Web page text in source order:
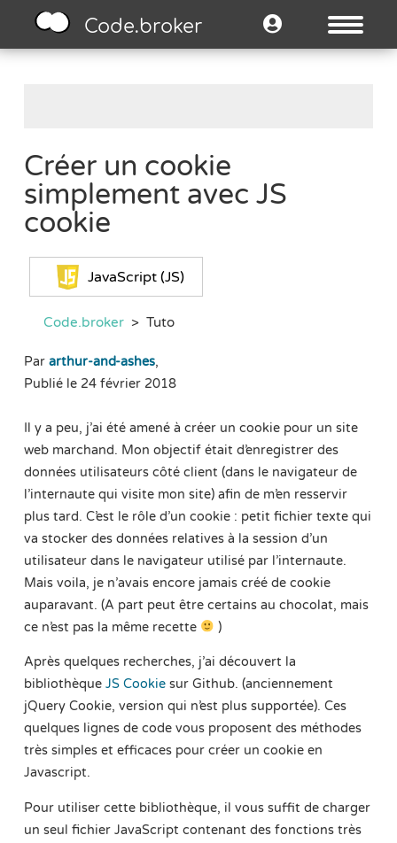
Code.broker
Créer un cookie
simplement avec JS
cookie
JavaScript (JS)
Code.broker> Tuto
Par arthur-and-ashes,
Publié le 24 février 2018
Il y a peu, j’ai été amené à créer un cookie pour un site
web marchand. Mon objectif était d’enregistrer des
données utilisateurs côté client (dans le navigateur de
l’internaute qui visite mon site) afin de m’en resservir
plus tard. C’est le rôle d’un cookie : petit fichier texte qui
va stocker des données relatives à la session d’un
utilisateur dans le navigateur utilisé par l’internaute.
Mais voila, je n’avais encore jamais créé de cookie
auparavant. (A part peut être certains au chocolat, mais
ce n’est pas la même recette
)
Après quelques recherches, j’ai découvert la
bibliothèque JS Cookiesur Github. (anciennement
jQuery Cookie, version qui n’est plus supportée). Ces
quelques lignes de code vous proposent des méthodes
très simples et efficaces pour créer un cookie en
Javascript.
Pour utiliser cette bibliothèque, il vous suffit de charger
un seul fichier JavaScript contenant des fonctions très